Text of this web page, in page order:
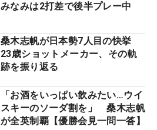
みなみは2打差で後半プレー中
桑木志帆が日本勢7人目の快挙
23歳ショットメーカー、その軌
跡を振り返る
「お酒をいっぱい飲みたい…ウイ
スキーのソーダ割を」 桑木志帆
が全英制覇【優勝会見一問一答】